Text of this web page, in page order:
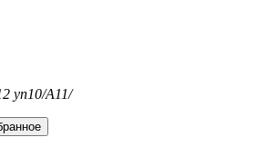
уп10/A11/